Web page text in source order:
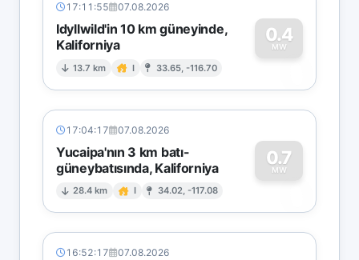
17:11:55 07.08.2026
Idyllwild'in 10 km güneyinde,
Kaliforniya
13.7 km I 33.65, -116.70
0.4
MW
0
17:04:17 07.08.2026
Yucaipa'nın 3 km batı-
güneybatısında, Kaliforniya
28.4 km I 34.02, -117.08
0.7
MW
0
16:52:17 07.08.2026